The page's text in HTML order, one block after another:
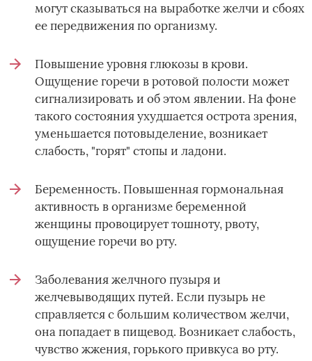
могут сказываться на выработке желчи и сбоях
ее передвижения по организму.
Повышение уровня глюкозы в крови.
Ощущение горечи в ротовой полости может
сигнализировать и об этом явлении. На фоне
такого состояния ухудшается острота зрения,
уменьшается потовыделение, возникает
слабость, "горят" стопы и ладони.
Беременность. Повышенная гормональная
активность в организме беременной
женщины провоцирует тошноту, рвоту,
ощущение горечи во рту.
Заболевания желчного пузыря и
желчевыводящих путей. Если пузырь не
справляется с большим количеством желчи,
она попадает в пищевод. Возникает слабость,
чувство жжения, горького привкуса во рту.